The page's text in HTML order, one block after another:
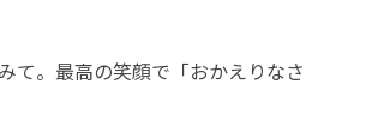
て。最高の笑顔で「おかえりなさ